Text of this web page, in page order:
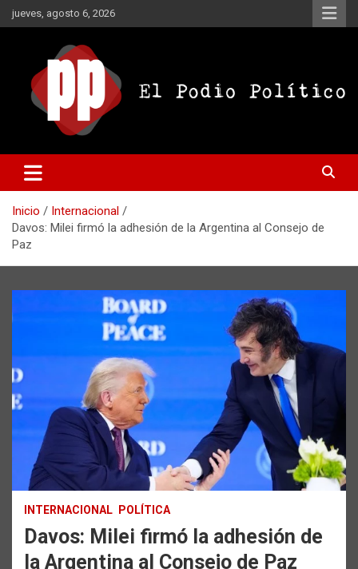
Saltar
al
jueves, agosto 6, 2026
El Podio Político – © Argentina
Inicio
Internacional
Davos: Milei firmó la adhesión de la Argentina al Consejo de
Paz
INTERNACIONAL POLÍTICA
Davos: Milei firmó la adhesión de
la Argentina al Consejo de Paz